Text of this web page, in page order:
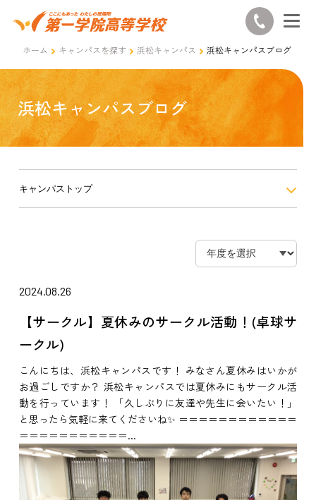
ホーム キャンパスを探す 浜松キャンパス 浜松キャンパスブログ
浜松キャンパスブログ
キャンパストップ
2024.08.26
【サークル】夏休みのサークル活動！(卓球サ
ークル)
こんにちは、浜松キャンパスです！ みなさん夏休みはいかが
お過ごしですか？ 浜松キャンパスでは夏休みにもサークル活
動を行っています！ 「久しぶりに友達や先生に会いたい！」
と思ったら気軽に来てくださいね✨ ＝＝＝＝＝＝＝＝＝＝＝＝
＝＝＝＝＝＝＝＝＝＝＝...